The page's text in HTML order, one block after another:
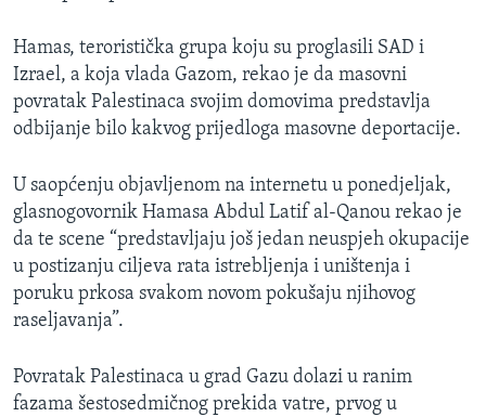
Hamas, teroristička grupa koju su proglasili SAD i
Izrael, a koja vlada Gazom, rekao je da masovni
povratak Palestinaca svojim domovima predstavlja
odbijanje bilo kakvog prijedloga masovne deportacije.
U saopćenju objavljenom na internetu u ponedjeljak,
glasnogovornik Hamasa Abdul Latif al-Qanou rekao je
da te scene “predstavljaju još jedan neuspjeh okupacije
u postizanju ciljeva rata istrebljenja i uništenja i
poruku prkosa svakom novom pokušaju njihovog
raseljavanja”.
Povratak Palestinaca u grad Gazu dolazi u ranim
fazama šestosedmičnog prekida vatre, prvog u